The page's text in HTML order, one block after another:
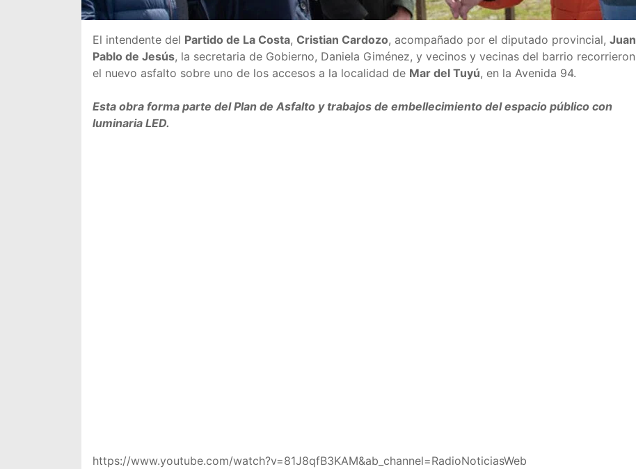
El intendente del Partido de La Costa, Cristian Cardozo, acompañado por el diputado provincial, Juan
Pablo de Jesús, la secretaria de Gobierno, Daniela Giménez, y vecinos y vecinas del barrio recorrieron
el nuevo asfalto sobre uno de los accesos a la localidad de Mar del Tuyú, en la Avenida 94.
Esta obra forma parte del Plan de Asfalto y trabajos de embellecimiento del espacio público con
luminaria LED.
https://www.youtube.com/watch?v=81J8qfB3KAM&ab_channel=RadioNoticiasWeb